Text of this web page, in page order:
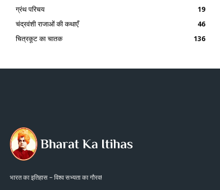
ग्रंथ परिचय
19
चंद्रवंशी राजाओं की कथाएँ
46
चित्रकूट का चातक
136
भारत का इतिहास – विश्व सभ्यता का गौरव!